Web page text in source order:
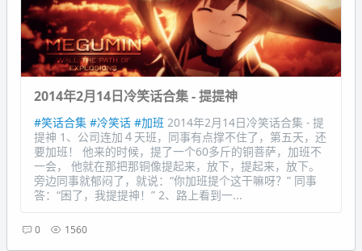
2014年2月14日冷笑话合集 - 提提神
#笑话合集 #冷笑话 #加班 2014年2月14日冷笑话合集 - 提
提神 1、公司连加４天班，同事有点撑不住了，第五天，还
要加班！ 他来的时候，提了一个60多斤的铜菩萨，加班不
一会， 他就在那把那铜像提起来，放下，提起来，放下。
旁边同事就郁闷了，就说：“你加班提个这干嘛呀？” 同事
答：“困了，我提提神！” 2、路上看到一...
0 1560